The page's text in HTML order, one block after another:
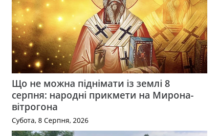
Що не можна піднімати із землі 8
серпня: народні прикмети на Мирона-
вітрогона
Субота, 8 Серпня, 2026